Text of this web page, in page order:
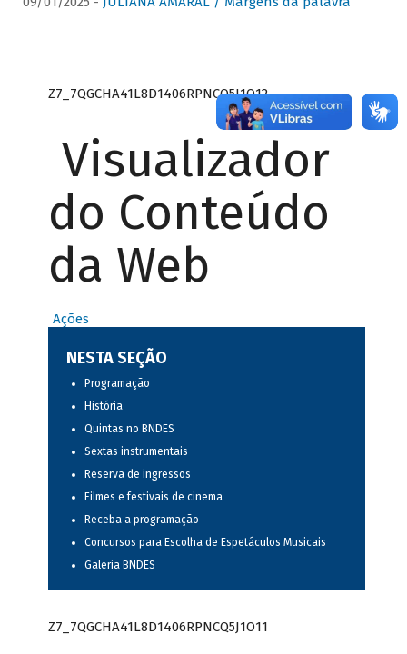
Z7_7QGCHA41L8D1406RPNCQ5J1O12
Visualizador
do Conteúdo
da Web
Ações
NESTA SEÇÃO
Programação
História
Quintas no BNDES
Sextas instrumentais
Reserva de ingressos
Filmes e festivais de cinema
Receba a programação
Concursos para Escolha de Espetáculos Musicais
Galeria BNDES
Z7_7QGCHA41L8D1406RPNCQ5J1O11